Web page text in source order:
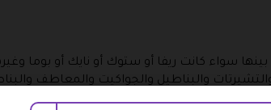
سواء كانت ريفا أو ستوك أو نايك أو بوما
والبناطيل والجواكيت والمعاطف